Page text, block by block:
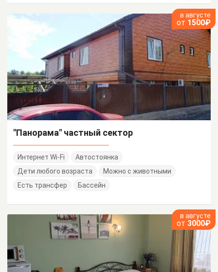
в августе
от 1500₽
"Панорама" частный сектор
Интернет Wi-Fi
Автостоянка
Дети любого возраста
Можно с животными
Есть трансфер
Бассейн
в августе
от 3000₽